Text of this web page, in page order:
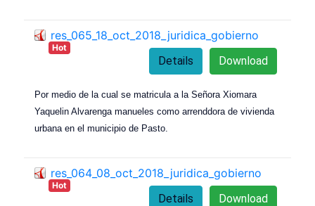
res_065_18_oct_2018_juridica_gobierno
Hot
Download
Details
Por medio de la cual se matricula a la Señora Xiomara
Yaquelin Alvarenga manueles como arrenddora de vivienda
urbana en el municipio de Pasto.
res_064_08_oct_2018_juridica_gobierno
Hot
Download
Details